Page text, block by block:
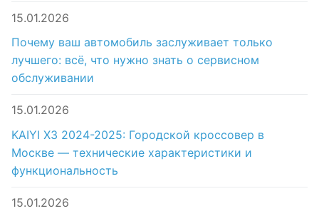
15.01.2026
Почему ваш автомобиль заслуживает только
лучшего: всё, что нужно знать о сервисном
обслуживании
15.01.2026
KAIYI X3 2024-2025: Городской кроссовер в
Москве — технические характеристики и
функциональность
15.01.2026